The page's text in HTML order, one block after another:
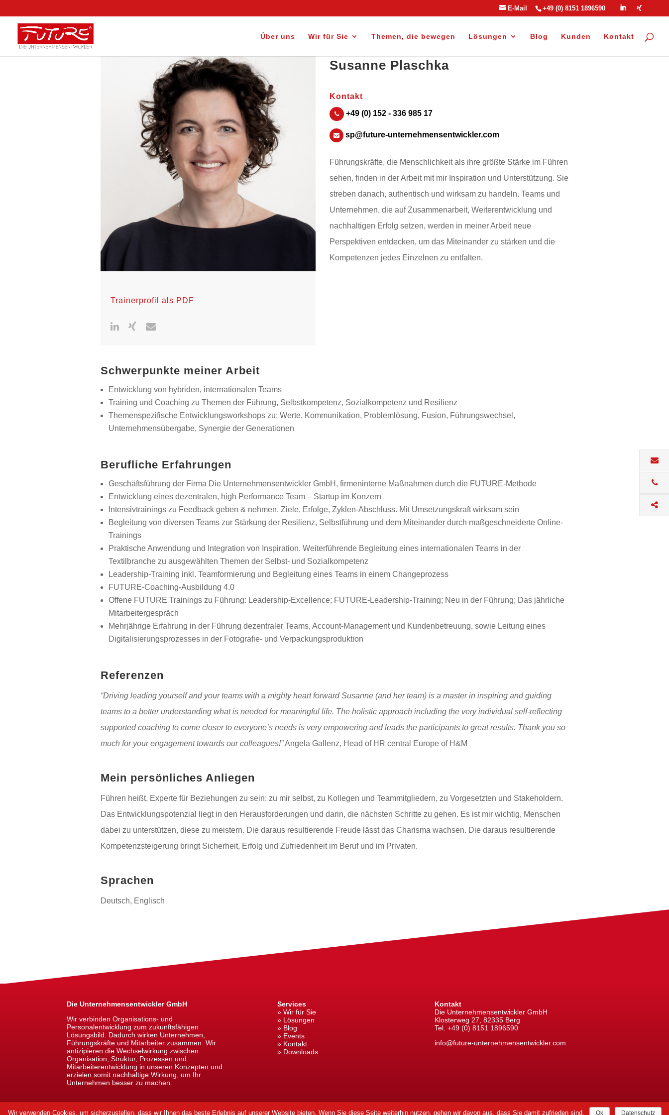
E-Mail +49 (0) 8151 1896590
Über uns Wir für Sie Themen, die bewegen Lösungen Blog Kunden Kontakt
Trainerprofil als PDF
Susanne Plaschka
Kontakt
+49 (0) 152 - 336 985 17
sp@future-unternehmensentwickler.com
Führungskräfte, die Menschlichkeit als ihre größte Stärke im Führen
sehen, finden in der Arbeit mit mir Inspiration und Unterstützung. Sie
streben danach, authentisch und wirksam zu handeln. Teams und
Unternehmen, die auf Zusammenarbeit, Weiterentwicklung und
nachhaltigen Erfolg setzen, werden in meiner Arbeit neue
Perspektiven entdecken, um das Miteinander zu stärken und die
Kompetenzen jedes Einzelnen zu entfalten.
Schwerpunkte meiner Arbeit
Entwicklung von hybriden, internationalen Teams
Training und Coaching zu Themen der Führung, Selbstkompetenz, Sozialkompetenz und Resilienz
Themenspezifische Entwicklungsworkshops zu: Werte, Kommunikation, Problemlösung, Fusion, Führungswechsel,
Unternehmensübergabe, Synergie der Generationen
Berufliche Erfahrungen
Geschäftsführung der Firma Die Unternehmensentwickler GmbH, firmeninterne Maßnahmen durch die FUTURE-Methode
Entwicklung eines dezentralen, high Performance Team – Startup im Konzern
Intensivtrainings zu Feedback geben & nehmen, Ziele, Erfolge, Zyklen-Abschluss. Mit Umsetzungskraft wirksam sein
Begleitung von diversen Teams zur Stärkung der Resilienz, Selbstführung und dem Miteinander durch maßgeschneiderte Online-
Trainings
Praktische Anwendung und Integration von Inspiration. Weiterführende Begleitung eines internationalen Teams in der
Textilbranche zu ausgewählten Themen der Selbst- und Sozialkompetenz
Leadership-Training inkl. Teamformierung und Begleitung eines Teams in einem Changeprozess
FUTURE-Coaching-Ausbildung 4.0
Offene FUTURE Trainings zu Führung: Leadership-Excellence; FUTURE-Leadership-Training; Neu in der Führung; Das jährliche
Mitarbeitergespräch
Mehrjährige Erfahrung in der Führung dezentraler Teams, Account-Management und Kundenbetreuung, sowie Leitung eines
Digitalisierungsprozesses in der Fotografie- und Verpackungsproduktion
Referenzen
“Driving leading yourself and your teams with a mighty heart forward Susanne (and her team) is a master in inspiring and guiding
teams to a better understanding what is needed for meaningful life. The holistic approach including the very individual self-reflecting
supported coaching to come closer to everyone’s needs is very empowering and leads the participants to great results. Thank you so
much for your engagement towards our colleagues!”Angela Gallenz, Head of HR central Europe of H&M
Mein persönliches Anliegen
Führen heißt, Experte für Beziehungen zu sein: zu mir selbst, zu Kollegen und Teammitgliedern, zu Vorgesetzten und Stakeholdern.
Das Entwicklungspotenzial liegt in den Herausforderungen und darin, die nächsten Schritte zu gehen. Es ist mir wichtig, Menschen
dabei zu unterstützen, diese zu meistern. Die daraus resultierende Freude lässt das Charisma wachsen. Die daraus resultierende
Kompetenzsteigerung bringt Sicherheit, Erfolg und Zufriedenheit im Beruf und im Privaten.
Sprachen
Deutsch, Englisch
Die Unternehmensentwickler GmbH
Wir verbinden Organisations- und
Personalentwicklung zum zukunftsfähigen
Lösungsbild. Dadurch wirken Unternehmen,
Führungskräfte und Mitarbeiter zusammen. Wir
antizipieren die Wechselwirkung zwischen
Organisation, Struktur, Prozessen und
Mitarbeiterentwicklung in unseren Konzepten und
erzielen somit nachhaltige Wirkung, um Ihr
Unternehmen besser zu machen.
Services
» Wir für Sie
» Lösungen
» Blog
» Events
» Kontakt
» Downloads
Kontakt
Die Unternehmensentwickler GmbH
Klosterweg 27, 82335 Berg
Tel. +49 (0) 8151 1896590
info@future-unternehmensentwickler.com
Impressum | Datenschutz | Sitemap
Wir verwenden Cookies, um sicherzustellen, dass wir Ihnen das beste Erlebnis auf unserer Website bieten. Wenn Sie diese Seite weiterhin nutzen, gehen wir davon aus, dass Sie damit zufrieden sind. Ok Datenschutz